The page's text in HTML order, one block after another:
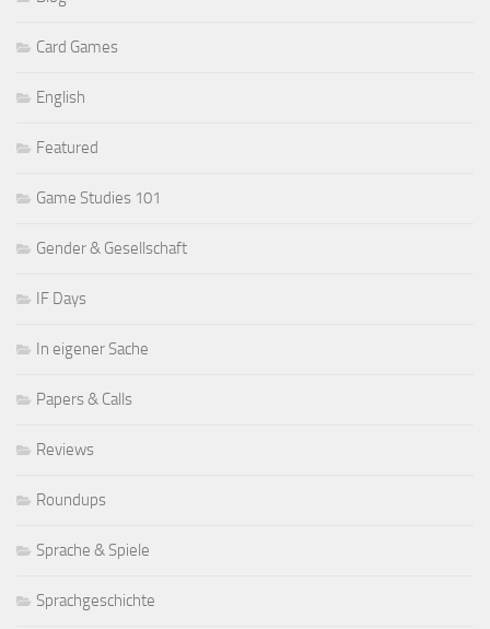
Card Games
English
Featured
Game Studies 101
Gender & Gesellschaft
IF Days
In eigener Sache
Papers & Calls
Reviews
Roundups
Sprache & Spiele
Sprachgeschichte